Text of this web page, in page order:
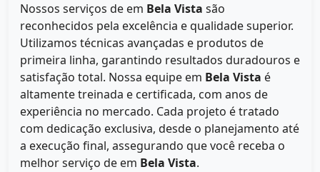
Nossos serviços de em Bela Vista são
reconhecidos pela excelência e qualidade superior.
Utilizamos técnicas avançadas e produtos de
primeira linha, garantindo resultados duradouros e
satisfação total. Nossa equipe em Bela Vista é
altamente treinada e certificada, com anos de
experiência no mercado. Cada projeto é tratado
com dedicação exclusiva, desde o planejamento até
a execução final, assegurando que você receba o
melhor serviço de em Bela Vista.